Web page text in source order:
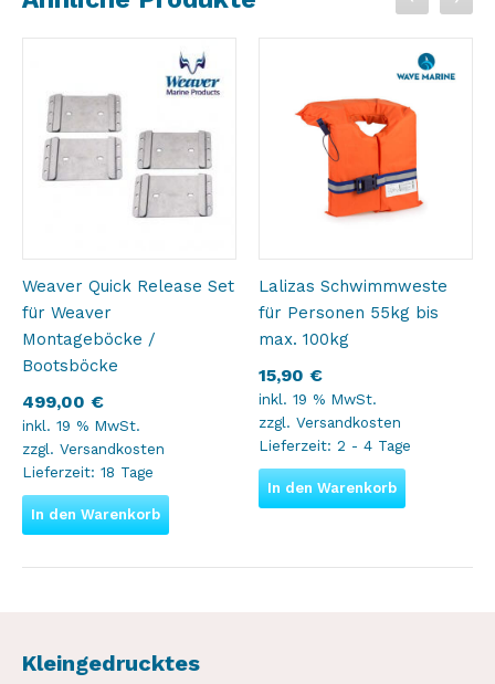
Weaver Quick Release Set
für Weaver
Montageböcke /
Bootsböcke
499,00 €
inkl. 19 % MwSt.
zzgl. Versandkosten
Lieferzeit: 18 Tage
In den Warenkorb
Lalizas Schwimmweste
für Personen 55kg bis
max. 100kg
15,90 €
inkl. 19 % MwSt.
zzgl. Versandkosten
Lieferzeit: 2 - 4 Tage
In den Warenkorb
Kleingedrucktes